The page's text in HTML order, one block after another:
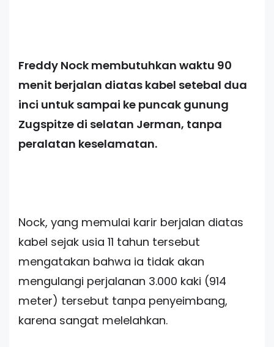
Freddy Nock membutuhkan waktu 90
menit berjalan diatas kabel setebal dua
inci untuk sampai ke puncak gunung
Zugspitze di selatan Jerman, tanpa
peralatan keselamatan.
Nock, yang memulai karir berjalan diatas
kabel sejak usia 11 tahun tersebut
mengatakan bahwa ia tidak akan
mengulangi perjalanan 3.000 kaki (914
meter) tersebut tanpa penyeimbang,
karena sangat melelahkan.